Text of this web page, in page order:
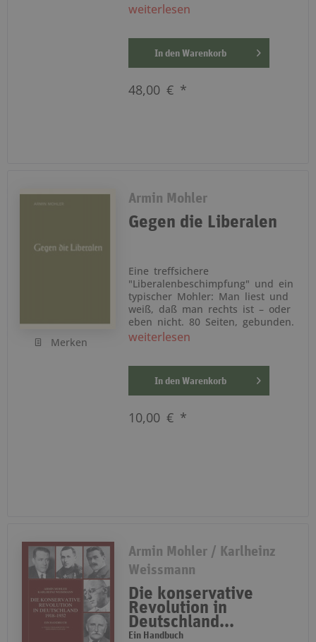
weiterlesen
In den Warenkorb
48,00 € *
Merken
Armin Mohler
Gegen die Liberalen
Eine treffsichere
"Liberalenbeschimpfung" und ein
typischer Mohler: Man liest und
weiß, daß man rechts ist – oder
eben nicht. 80 Seiten, gebunden.
weiterlesen
In den Warenkorb
10,00 € *
Armin Mohler / Karlheinz
Weissmann
Die konservative
Revolution in
Deutschland...
Ein Handbuch